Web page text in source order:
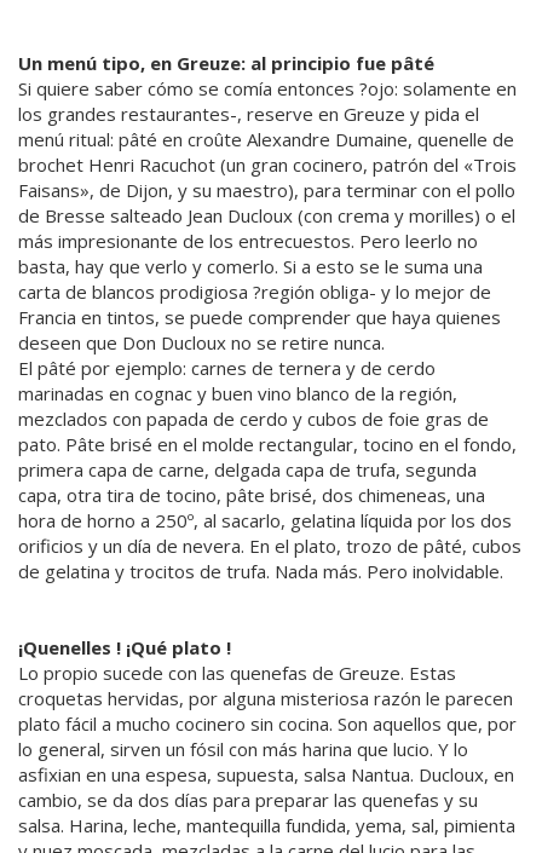
Un menú tipo, en Greuze: al principio fue pâté
Si quiere saber cómo se comía entonces ?ojo: solamente en
los grandes restaurantes-, reserve en Greuze y pida el
menú ritual: pâté en croûte Alexandre Dumaine, quenelle de
brochet Henri Racuchot (un gran cocinero, patrón del «Trois
Faisans», de Dijon, y su maestro), para terminar con el pollo
de Bresse salteado Jean Ducloux (con crema y morilles) o el
más impresionante de los entrecuestos. Pero leerlo no
basta, hay que verlo y comerlo. Si a esto se le suma una
carta de blancos prodigiosa ?región obliga- y lo mejor de
Francia en tintos, se puede comprender que haya quienes
deseen que Don Ducloux no se retire nunca.
El pâté por ejemplo: carnes de ternera y de cerdo
marinadas en cognac y buen vino blanco de la región,
mezclados con papada de cerdo y cubos de foie gras de
pato. Pâte brisé en el molde rectangular, tocino en el fondo,
primera capa de carne, delgada capa de trufa, segunda
capa, otra tira de tocino, pâte brisé, dos chimeneas, una
hora de horno a 250º, al sacarlo, gelatina líquida por los dos
orificios y un día de nevera. En el plato, trozo de pâté, cubos
de gelatina y trocitos de trufa. Nada más. Pero inolvidable.
¡Quenelles ! ¡Qué plato !
Lo propio sucede con las quenefas de Greuze. Estas
croquetas hervidas, por alguna misteriosa razón le parecen
plato fácil a mucho cocinero sin cocina. Son aquellos que, por
lo general, sirven un fósil con más harina que lucio. Y lo
asfixian en una espesa, supuesta, salsa Nantua. Ducloux, en
cambio, se da dos días para preparar las quenefas y su
salsa. Harina, leche, mantequilla fundida, yema, sal, pimienta